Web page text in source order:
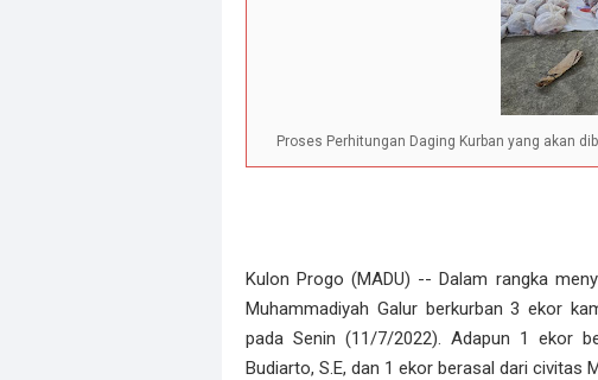
Proses Perhitungan Daging Kurban yang akan
Kulon Progo (MADU) -- Dalam rangka
Muhammadiyah Galur berkurban 3 ekor
pada Senin (11/7/2022). Adapun 1 ekor
Budiarto, S.E, dan 1 ekor berasal dari civitas